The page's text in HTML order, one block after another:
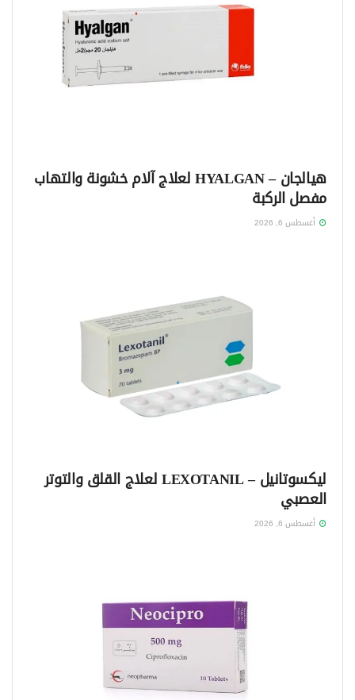
هيالجان – HYALGAN لعلاج آلام خشونة والتهاب
مفصل الركبة
أغسطس 6, 2026
ليكسوتانيل – LEXOTANIL لعلاج القلق والتوتر
العصبي
أغسطس 6, 2026